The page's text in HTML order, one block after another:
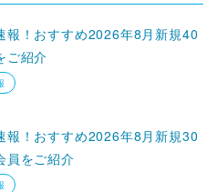
報！おすすめ2026年8月新規40
ご紹介
報！おすすめ2026年8月新規30
員をご紹介